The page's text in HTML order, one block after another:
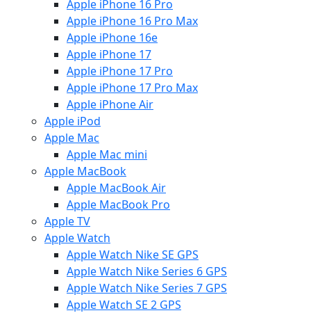
Apple iPhone 16 Pro
Apple iPhone 16 Pro Max
Apple iPhone 16e
Apple iPhone 17
Apple iPhone 17 Pro
Apple iPhone 17 Pro Max
Apple iPhone Air
Apple iPod
Apple Mac
Apple Mac mini
Apple MacBook
Apple MacBook Air
Apple MacBook Pro
Apple TV
Apple Watch
Apple Watch Nike SE GPS
Apple Watch Nike Series 6 GPS
Apple Watch Nike Series 7 GPS
Apple Watch SE 2 GPS